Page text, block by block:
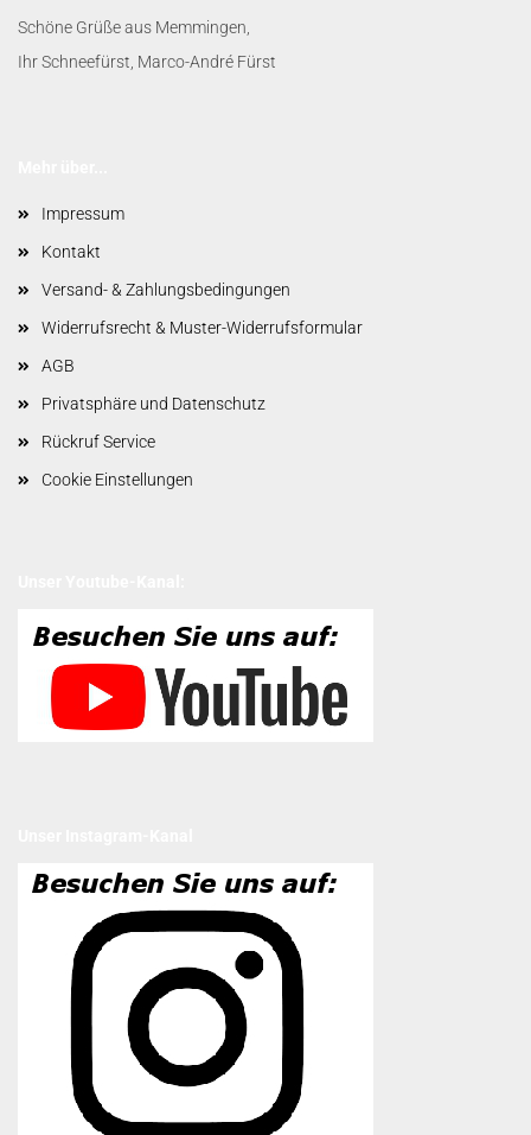
Schöne Grüße aus Memmingen,
Ihr Schneefürst, Marco-André Fürst
Impressum
Kontakt
Versand- & Zahlungsbedingungen
Widerrufsrecht & Muster-Widerrufsformular
AGB
Privatsphäre und Datenschutz
Rückruf Service
Cookie Einstellungen